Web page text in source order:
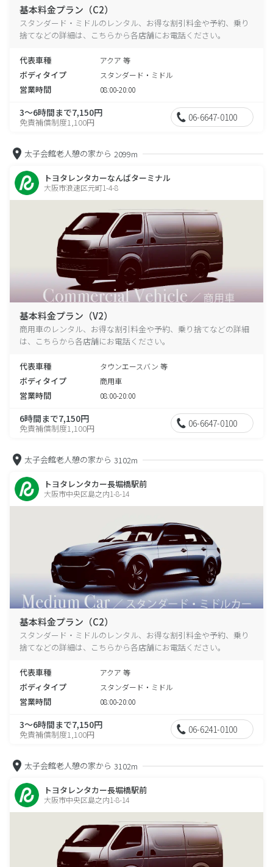
基本料金プラン（C2）
スタンダード・ミドルのレンタル、お得な割引料金や予約、乗り
捨てなどの詳細は、こちらから各店舗にお電話ください。
代表車種 アクア 等
ボディタイプ スタンダード・ミドル
営業時間 08:00-20:00
3～6時間まで7,150円
免責補償制度1,100円 06-6647-0100
太子会館老人憩の家から 2099m
トヨタレンタカーなんばターミナル
大阪市浪速区元町1-4-8
基本料金プラン（V2）
商用車のレンタル、お得な割引料金や予約、乗り捨てなどの詳細
は、こちらから各店舗にお電話ください。
代表車種 タウンエースバン 等
ボディタイプ 商用車
営業時間 08:00-20:00
6時間まで7,150円
免責補償制度1,100円 06-6647-0100
太子会館老人憩の家から 3102m
トヨタレンタカー長堀橋駅前
大阪市中央区島之内1-8-14
基本料金プラン（C2）
スタンダード・ミドルのレンタル、お得な割引料金や予約、乗り
捨てなどの詳細は、こちらから各店舗にお電話ください。
代表車種 アクア 等
ボディタイプ スタンダード・ミドル
営業時間 08:00-20:00
3～6時間まで7,150円
免責補償制度1,100円 06-6241-0100
太子会館老人憩の家から 3102m
トヨタレンタカー長堀橋駅前
大阪市中央区島之内1-8-14